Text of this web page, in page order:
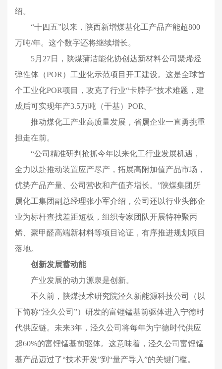
绍。
“十四五”以来，陕西新增煤基化工产品产能超800
万吨/年。这个数字还将继续增长。
5月27日，陕煤蒲洁能化协创达新材料公司聚烯烃
弹性体（POR）工业化示范项目开工建设。这是全球首
个工业化POR项目，攻克了行业“卡脖子”技术难题，建
成后可实现年产3.5万吨（干基）POR。
推动煤化工产业高质量发展，省属企业一直勇挑重
担走在前。
“公司精准研判抢抓今年以来化工行业发展机遇，
全力以赴推动装置应产尽产，拓展高附加值产品市场，
优势产品产量、公司营收和产值齐增长。”陕煤集团所
属化工集团副总经理张小军介绍，公司还以行业头部企
业为标杆查找差距短板，组织专家团队开展特种聚丙
烯、聚甲醛高端新材料等项目论证，有序推进规划项目
落地。
创新发展蓄动能
产业发展的动力源泉是创新。
不久前，陕煤技术研究院泾久新能源科技公司（以
下简称“泾久公司”）研发的富锂锰基前驱体进入宁德时
代供应链。未来3年，泾久公司将每年为宁德时代供应
超60%的富锂锰基前驱体。这意味着，泾久公司富锂锰
基产品迈过了“技术开发”到“量产导入”的关键门槛。